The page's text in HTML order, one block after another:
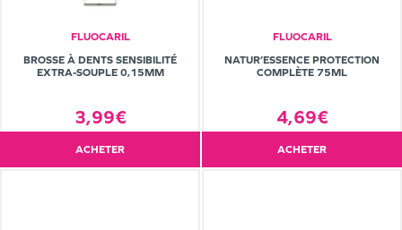
FLUOCARIL
BROSSE À DENTS SENSIBILITÉ
EXTRA-SOUPLE 0,15MM
3,99€
ACHETER
FLUOCARIL
NATUR’ESSENCE PROTECTION
COMPLÈTE 75ML
4,69€
ACHETER